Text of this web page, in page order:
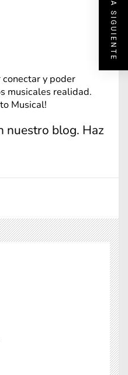
y poder
musicales realidad.
Musical!
nuestro blog. Haz